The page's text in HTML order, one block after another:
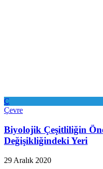
Ç
Çevre
Biyolojik Çeşitliliğin
Değişikliğindeki Yeri
29 Aralık 2020